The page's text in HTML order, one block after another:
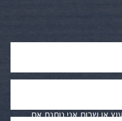
אודותי, במידה ולא אסכים
או שרות אני נותנת את